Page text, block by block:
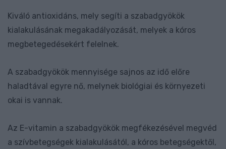
Kiváló antioxidáns, mely segíti a szabadgyökök
kialakulásának megakadályozását, melyek a kóros
megbetegedésekért felelnek.
A szabadgyökök mennyisége sajnos az idő előre
haladtával egyre nő, melynek biológiai és környezeti
okai is vannak.
Az E-vitamin a szabadgyökök megfékezésével megvéd
a szívbetegségek kialakulásától, a kóros betegségektől,